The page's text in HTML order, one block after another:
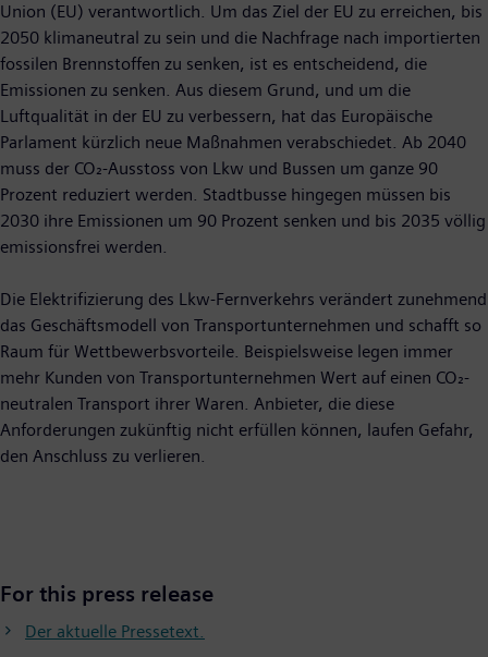
Union (EU) verantwortlich. Um das Ziel der EU zu erreichen, bis
2050 klimaneutral zu sein und die Nachfrage nach importierten
fossilen Brennstoffen zu senken, ist es entscheidend, die
Emissionen zu senken. Aus diesem Grund, und um die
Luftqualität in der EU zu verbessern, hat das Europäische
Parlament kürzlich neue Maßnahmen verabschiedet. Ab 2040
muss der CO₂-Ausstoss von Lkw und Bussen um ganze 90
Prozent reduziert werden. Stadtbusse hingegen müssen bis
2030 ihre Emissionen um 90 Prozent senken und bis 2035 völlig
emissionsfrei werden.
Die Elektrifizierung des Lkw-Fernverkehrs verändert zunehmend
das Geschäftsmodell von Transportunternehmen und schafft so
Raum für Wettbewerbsvorteile. Beispielsweise legen immer
mehr Kunden von Transportunternehmen Wert auf einen CO₂-
neutralen Transport ihrer Waren. Anbieter, die diese
Anforderungen zukünftig nicht erfüllen können, laufen Gefahr,
den Anschluss zu verlieren.
For this press release
Der aktuelle Pressetext.